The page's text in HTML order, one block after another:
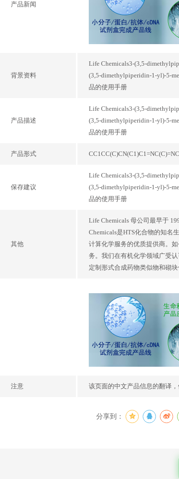
产品新闻
背景资料
Life Chemicals3-(3,5-
(3,5-dimethylpiperidin-1-yl)-5-
品的使用手册
产品描述
Life Chemicals3-(3,5-
(3,5-dimethylpiperidin-1-yl)-5-
品的使用手册
产品形式
保存建议
Life Chemicals3-(3,5-
(3,5-dimethylpiperidin-1-yl)-5-
品的使用手册
其他
Life Chemicals 母公司最早于
Chemicals是HTS化合物的知名
计算化学服务的优质提供商。
务。我们在有机化学领域广受
定制形式合成药物类似物和砌
注意 该页面的中文产品信息的翻译
分享到：